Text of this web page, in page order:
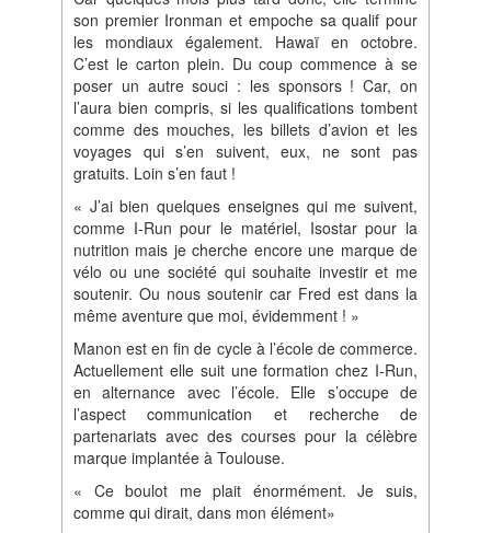
son premier Ironman et empoche sa qualif pour
les mondiaux également. Hawaï en octobre.
C’est le carton plein. Du coup commence à se
poser un autre souci : les sponsors ! Car, on
l’aura bien compris, si les qualifications tombent
comme des mouches, les billets d’avion et les
voyages qui s’en suivent, eux, ne sont pas
gratuits. Loin s’en faut !
« J’ai bien quelques enseignes qui me suivent,
comme I‐Run pour le matériel, Isostar pour la
nutrition mais je cherche encore une marque de
vélo ou une société qui souhaite investir et me
soutenir. Ou nous soutenir car Fred est dans la
même aventure que moi, évidemment ! »
Manon est en fin de cycle à l’école de commerce.
Actuellement elle suit une formation chez I‐Run,
en alternance avec l’école. Elle s’occupe de
l’aspect communication et recherche de
partenariats avec des courses pour la célèbre
marque implantée à Toulouse.
« Ce boulot me plait énormément. Je suis,
comme qui dirait, dans mon élément»